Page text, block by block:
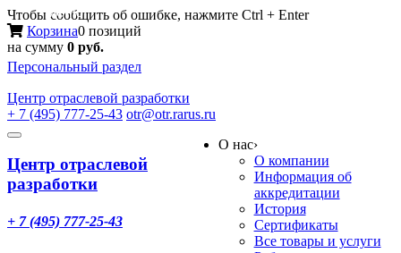
Чтобы сообщить об ошибке, нажмите Ctrl + Enter
Корзина0 позиций
на сумму 0 руб.
Персональный раздел
Центр отраслевой разработки
+ 7 (495) 777-25-43 otr@otr.rarus.ru
Toggle
Меню
Центр отраслевой
разработки
+ 7 (495) 777-25-43
О нас›
О компании
Информация об
аккредитации
История
Сертификаты
Все товары и услуги